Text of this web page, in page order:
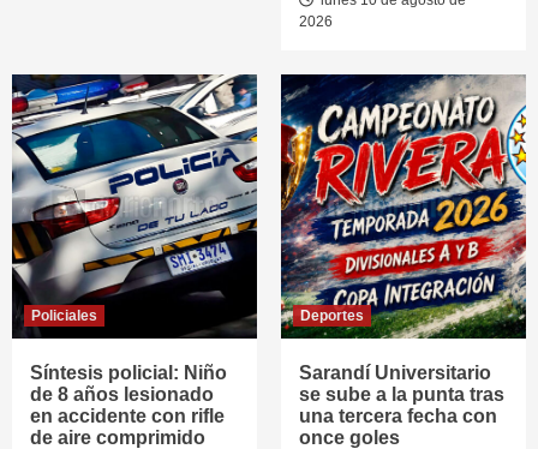
2026
Policiales
Síntesis policial: Niño
de 8 años lesionado
en accidente con rifle
de aire comprimido
Deportes
Sarandí Universitario
se sube a la punta tras
una tercera fecha con
once goles